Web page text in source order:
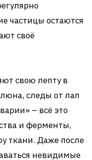
частицы остаются
своё
свою лепту в
следы от лап
– всё это
и ферменты,
ткани. Даже после
невидимые